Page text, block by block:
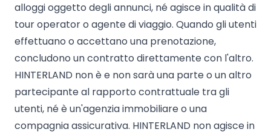
alloggi oggetto degli annunci, né agisce in qualità di
tour operator o agente di viaggio. Quando gli utenti
effettuano o accettano una prenotazione,
concludono un contratto direttamente con l'altro.
HINTERLAND non è e non sarà una parte o un altro
partecipante al rapporto contrattuale tra gli
utenti, né è un'agenzia immobiliare o una
compagnia assicurativa. HINTERLAND non agisce in